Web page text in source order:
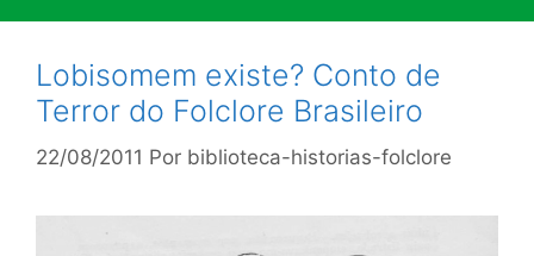
Lobisomem existe? Conto de
Terror do Folclore Brasileiro
22/08/2011 Por biblioteca-historias-folclore